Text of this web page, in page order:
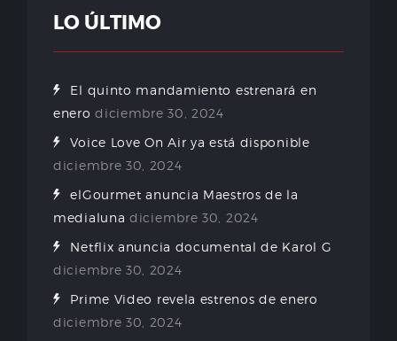
LO ÚLTIMO
El quinto mandamiento estrenará en
enero diciembre 30, 2024
Voice Love On Air ya está disponible
diciembre 30, 2024
elGourmet anuncia Maestros de la
medialuna diciembre 30, 2024
Netflix anuncia documental de Karol G
diciembre 30, 2024
Prime Video revela estrenos de enero
diciembre 30, 2024